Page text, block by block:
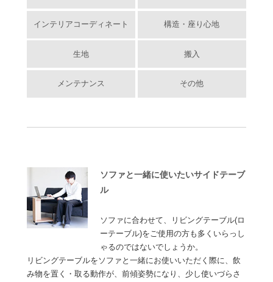
インテリアコーディネート 構造・座り心地
生地 搬入
メンテナンス その他
ソファと一緒に使いたいサイドテーブ
ル
ソファに合わせて、リビングテーブル(ロ
ーテーブル)をご使用の方も多くいらっし
ゃるのではないでしょうか。
リビングテーブルをソファと一緒にお使いいただく際に、飲
み物を置く・取る動作が、前傾姿勢になり、少し使いづらさ